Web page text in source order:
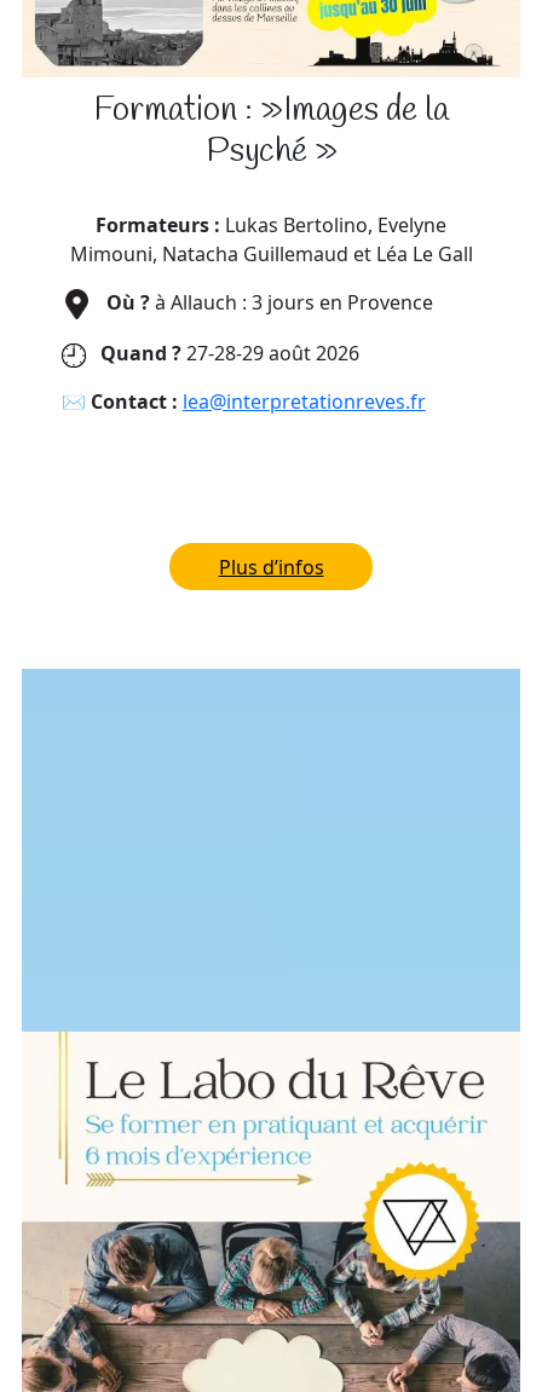
Formation : »Images de la
Psyché »
Formateurs : Lukas Bertolino, Evelyne
Mimouni, Natacha Guillemaud et Léa Le Gall
Où ?à Allauch : 3 jours en Provence
Quand ?27-28-29 août 2026
✉︎ Contact : lea@interpretationreves.fr
Plus d’infos